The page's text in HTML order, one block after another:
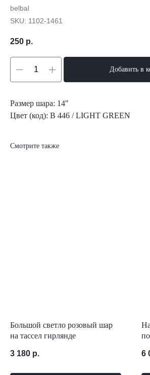
belbal
SKU: 1102-1461
250 р.
Добавить в
Размер шара: 14"
Цвет (код): B 446 / LIGHT GREEN
Смотрите также
Большой светло розовый шар
на тассел гирлянде
3 180 р. 6